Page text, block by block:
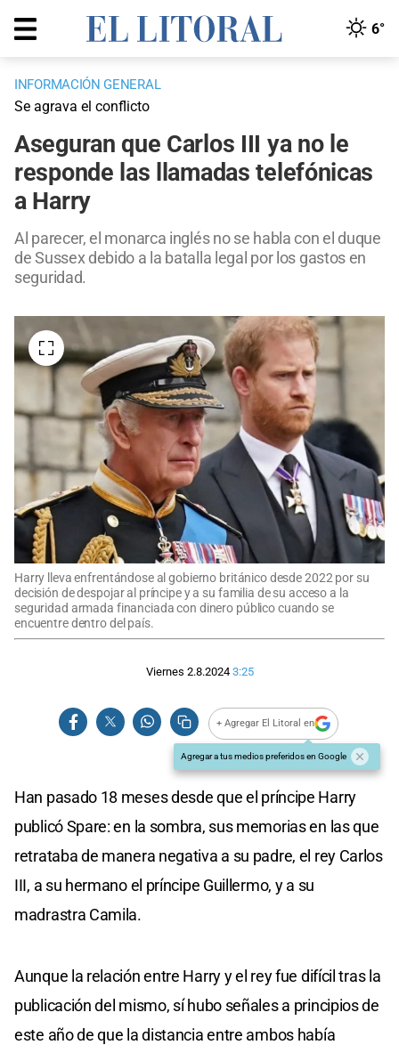
6°
INFORMACIÓN GENERAL
Se agrava el conflicto
Aseguran que Carlos III ya no le
responde las llamadas telefónicas
a Harry
Al parecer, el monarca inglés no se habla con el duque
de Sussex debido a la batalla legal por los gastos en
seguridad.
Harry lleva enfrentándose al gobierno británico desde 2022 por su
decisión de despojar al príncipe y a su familia de su acceso a la
seguridad armada financiada con dinero público cuando se
encuentre dentro del país.
Viernes 2.8.2024 3:25
+ Agregar El Litoral en
Agregar a tus medios preferidos en Google
Han pasado 18 meses desde que el príncipe Harry
publicó Spare: en la sombra, sus memorias en las que
retrataba de manera negativa a su padre, el rey Carlos
III, a su hermano el príncipe Guillermo, y a su
madrastra Camila.
Aunque la relación entre Harry y el rey fue difícil tras la
publicación del mismo, sí hubo señales a principios de
este año de que la distancia entre ambos había